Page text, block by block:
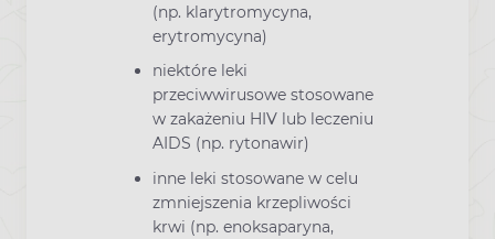
(np. klarytromycyna,
erytromycyna)
niektóre leki
przeciwwirusowe stosowane
w zakażeniu HIV lub leczeniu
AIDS (np. rytonawir)
inne leki stosowane w celu
zmniejszenia krzepliwości
krwi (np. enoksaparyna,